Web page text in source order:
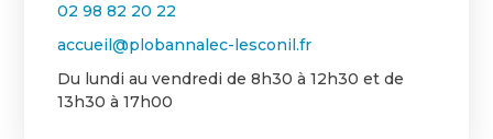
02 98 82 20 22
accueil@plobannalec-lesconil.fr
Du lundi au vendredi de 8h30 à 12h30 et de
13h30 à 17h00